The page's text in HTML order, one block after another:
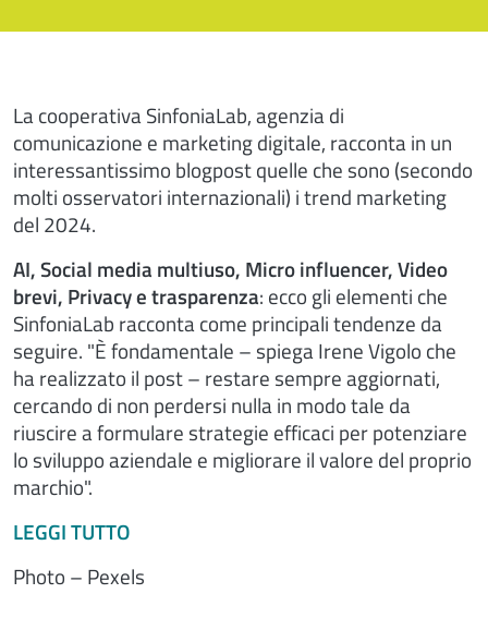
La cooperativa SinfoniaLab, agenzia di
comunicazione e marketing digitale, racconta in un
interessantissimo blogpost quelle che sono (secondo
molti osservatori internazionali) i trend marketing
del 2024.
AI, Social media multiuso, Micro influencer, Video
brevi, Privacy e trasparenza: ecco gli elementi che
SinfoniaLab racconta come principali tendenze da
seguire. "È fondamentale – spiega Irene Vigolo che
ha realizzato il post – restare sempre aggiornati,
cercando di non perdersi nulla in modo tale da
riuscire a formulare strategie efficaci per potenziare
lo sviluppo aziendale e migliorare il valore del proprio
marchio".
LEGGI TUTTO
Photo – Pexels